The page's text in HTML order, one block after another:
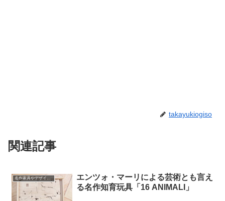
takayukiogiso
関連記事
エンツォ・マーリによる芸術とも言え
る名作知育玩具「16 ANIMALI」